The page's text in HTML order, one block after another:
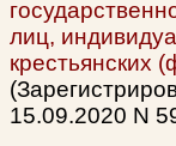
лиц,
крестьянских
15.09.2020 N